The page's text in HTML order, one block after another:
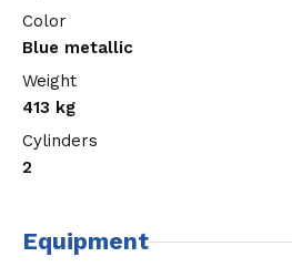
Color
Blue metallic
Weight
413 kg
Cylinders
2
Equipment